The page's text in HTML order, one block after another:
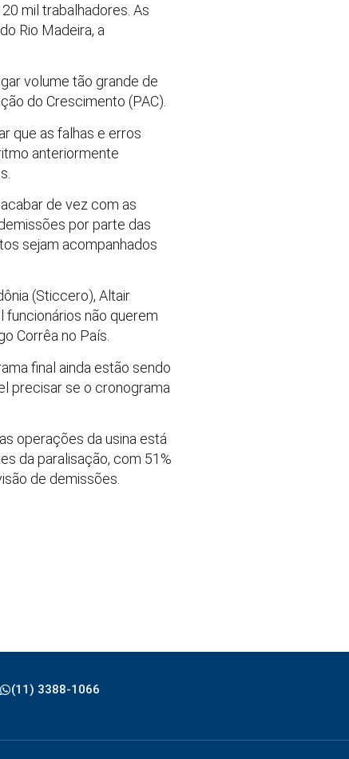
mil trabalhadores. As
Rio Madeira, a
volume tão grande de
do Crescimento (PAC).
que as falhas e erros
anteriormente
de vez com as
por parte das
sejam acompanhados
(Sticcero), Altair
não querem
Corrêa no País.
final ainda estão sendo
precisar se o cronograma
operações da usina está
da paralisação, com 51%
de demissões.
(11) 3388-1066